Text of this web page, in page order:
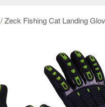
/ Zeck Fishing Cat Landing